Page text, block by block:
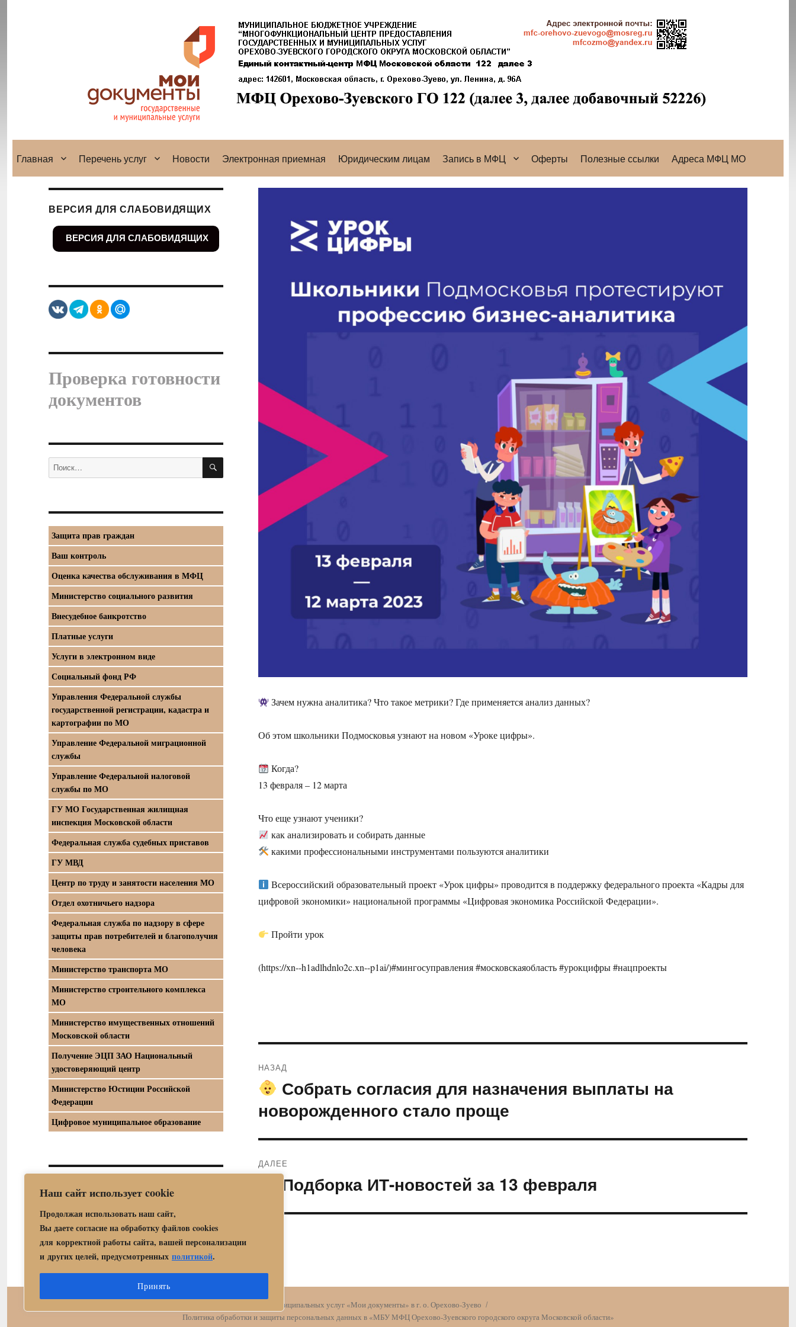
Наш сайт использует cookie
Продолжая использовать наш сайт,
Вы даете согласие на обработку файлов cookies
для корректной работы сайта, вашей персонализации
и других целей, предусмотренных политикой.
Принять
Главная Перечень услуг Новости Электронная приемная Юридическим лицам Запись в МФЦ Оферты Полезные ссылки Адреса МФЦ МО
Зачем нужна аналитика? Что такое метрики? Где применяется анализ данных?
Об этом школьники Подмосковья узнают на новом «Уроке цифры».
Когда?
13 февраля – 12 марта
Что еще узнают ученики?
как анализировать и собирать данные
какими профессиональными инструментами пользуются аналитики
Всероссийский образовательный проект «Урок цифры» проводится в поддержку федерального проекта «Кадры для
цифровой экономики» национальной программы «Цифровая экономика Российской Федерации».
Пройти урок
(https://xn--h1adlhdnlo2c.xn--p1ai/)#мингосуправления #московскаяобласть #урокцифры #нацпроекты
по
записям
НАЗАД
Предыдущая
Собрать согласия для назначения выплаты на
новорожденного стало проще
ДАЛЕЕ
Следующая
Подборка ИТ-новостей за 13 февраля
ВЕРСИЯ ДЛЯ СЛАБОВИДЯЩИХ
ВЕРСИЯ ДЛЯ СЛАБОВИДЯЩИХ
Проверка готовности
документов
Искать: ПОИСК
Защита прав граждан
Ваш контроль
Оценка качества обслуживания в МФЦ
Министерство социального развития
Внесудебное банкротство
Платные услуги
Услуги в электронном виде
Социальный фонд РФ
Управления Федеральной службы
государственной регистрации, кадастра и
картографии по МО
Управление Федеральной миграционной
службы
Управление Федеральной налоговой
службы по МО
ГУ МО Государственная жилищная
инспекция Московской области
Федеральная служба судебных приставов
ГУ МВД
Центр по труду и занятости населения МО
Отдел охотничьего надзора
Федеральная служба по надзору в сфере
защиты прав потребителей и благополучия
человека
Министерство транспорта МО
Министерство строительного комплекса
МО
Министерство имущественных отношений
Московской области
Получение ЭЦП ЗАО Национальный
удостоверяющий центр
Министерство Юстиции Российской
Федерации
Цифровое муниципальное образование
информации
Центр государственных и муниципальных услуг «Мои документы» в г. о. Орехово-Зуево
Политика обработки и защиты персональных данных в «МБУ МФЦ Орехово-Зуевского городского округа Московской области»